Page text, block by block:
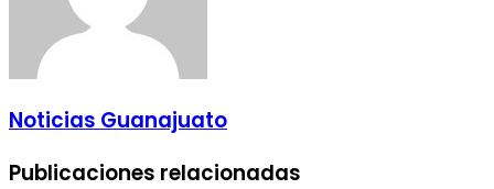
Noticias Guanajuato
Publicaciones relacionadas